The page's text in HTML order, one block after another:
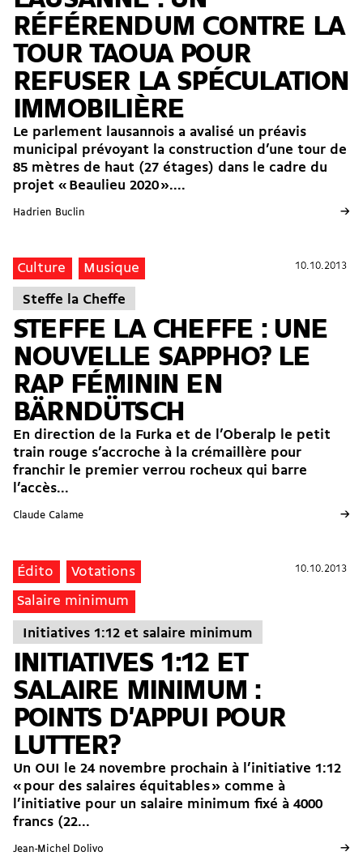
RÉFÉRENDUM CONTRE LA
TOUR TAOUA POUR
REFUSER LA SPÉCULATION
IMMOBILIÈRE
Le parlement lausannois a avalisé un préavis
municipal prévoyant la construction d’une tour de
85 mètres de haut (27 étages) dans le cadre du
projet « Beaulieu 2020 »....
Hadrien Buclin →
10.10.2013
Culture Musique 10.10.2013
Steffe la Cheffe
STEFFE LA CHEFFE : UNE
NOUVELLE SAPPHO? LE
RAP FÉMININ EN
BÄRNDÜTSCH
En direction de la Furka et de l’Oberalp le petit
train rouge s’accroche à la crémaillère pour
franchir le premier verrou rocheux qui barre
l’accès...
Claude Calame →
10.10.2013
Édito Votations
Salaire minimum
10.10.2013
Initiatives 1:12 et salaire minimum
INITIATIVES 1:12 ET
SALAIRE MINIMUM :
POINTS D'APPUI POUR
LUTTER?
Un OUI le 24 novembre prochain à l’initiative 1:12
« pour des salaires équitables » comme à
l’initiative pour un salaire minimum fixé à 4000
francs (22...
Jean-Michel Dolivo →